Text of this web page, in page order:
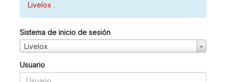
Livelox .
Sistema de inicio de sesión
Livelox
Usuario